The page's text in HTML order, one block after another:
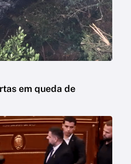
em queda de